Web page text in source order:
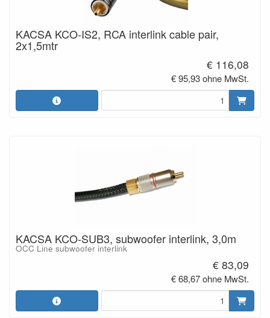
KACSA KCO-IS2, RCA interlink cable pair,
2x1,5mtr
€ 116,08
€ 95,93 ohne MwSt.
KACSA KCO-SUB3, subwoofer interlink, 3,0m
OCC Line subwoofer interlink
€ 83,09
€ 68,67 ohne MwSt.